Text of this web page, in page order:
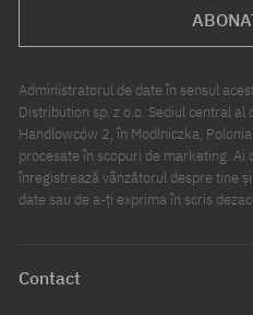
Administratorul de date în sensul
Distribution sp. z o.o. Sediul central al
Handlowców 2, în Modlniczka,
procesate în scopuri de marketing.
înregistrează vânzătorul despre tine
date sau de a-ți exprima în scris
Contact